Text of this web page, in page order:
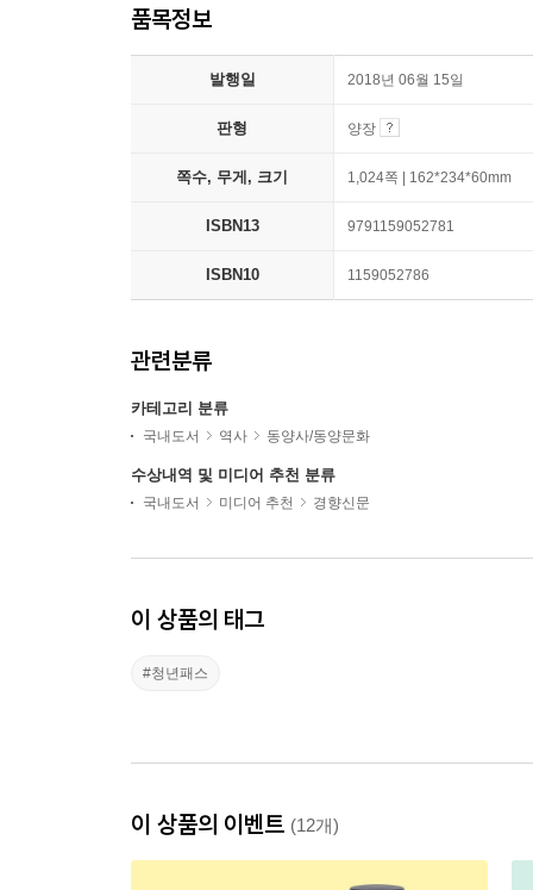
품목정보
발행일 2018년 06월 15일
판형 양장
쪽수, 무게, 크기 1,024쪽 | 162*234*60mm
ISBN13 9791159052781
ISBN10 1159052786
관련분류
카테고리 분류
국내도서 역사 동양사/동양문화
수상내역 및 미디어 추천 분류
국내도서 미디어 추천 경향신문
이 상품의 태그
#청년패스
이 상품의 이벤트 (12개)